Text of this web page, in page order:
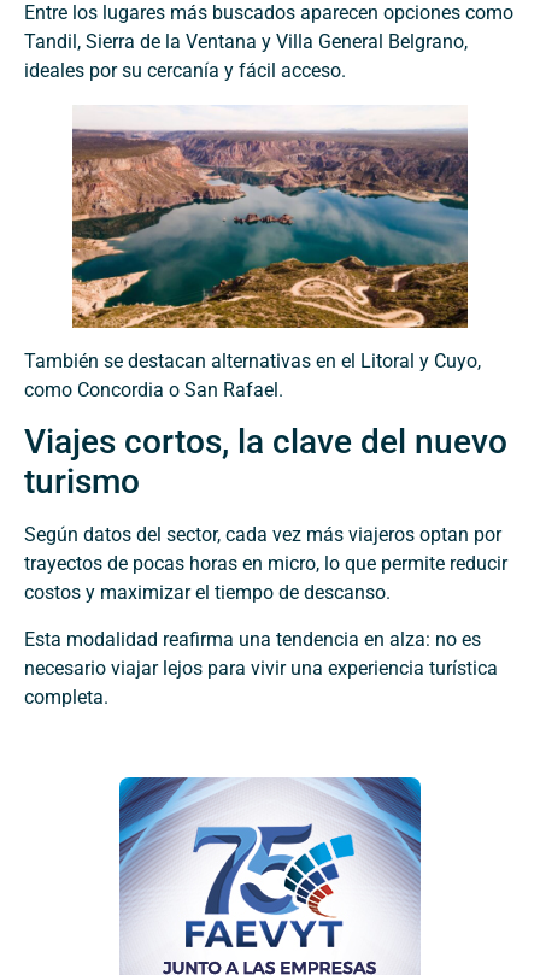
Entre los lugares más buscados aparecen opciones como
Tandil, Sierra de la Ventana y Villa General Belgrano,
ideales por su cercanía y fácil acceso.
También se destacan alternativas en el Litoral y Cuyo,
como Concordia o San Rafael.
Viajes cortos, la clave del nuevo
turismo
Según datos del sector, cada vez más viajeros optan por
trayectos de pocas horas en micro, lo que permite reducir
costos y maximizar el tiempo de descanso.
Esta modalidad reafirma una tendencia en alza: no es
necesario viajar lejos para vivir una experiencia turística
completa.